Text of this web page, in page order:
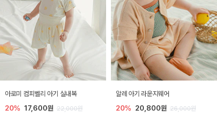
아로미 컴피벨리 아기 실내복
20% 17,600원 22,000원
알레 아기 라운지웨어
20% 20,800원 26,000원